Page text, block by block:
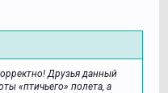
Друзья данный
«птичьего» полета, а